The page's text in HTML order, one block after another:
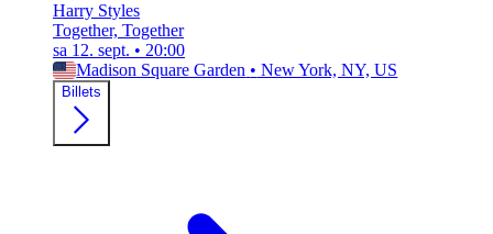
Harry Styles
Together, Together
sa 12. sept. • 20:00
Madison Square Garden • New York, NY, US
Billets